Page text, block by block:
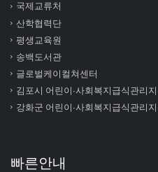
국제교류처
산학협력단
평생교육원
송백도서관
글로벌케이컬쳐센터
김포시 어린이∙사회복지급식관리
강화군 어린이∙사회복지급식관리
빠른안내